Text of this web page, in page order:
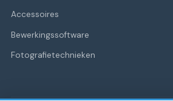
Accessoires
Bewerkingssoftware
Fotografietechnieken